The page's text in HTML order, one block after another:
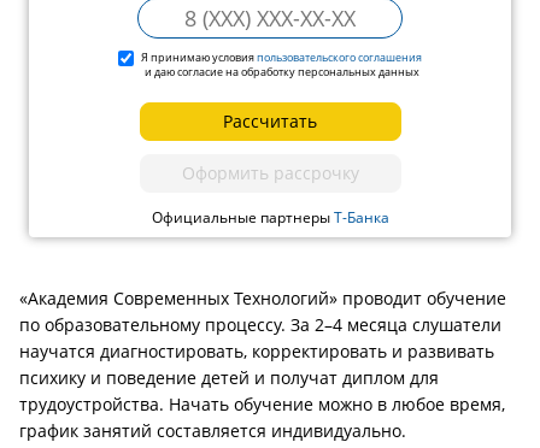
Я принимаю условияпользовательского соглашения
и даю согласие на обработку персональных данных
Рассчитать
Оформить рассрочку
Официальные партнерыТ-Банка
«Академия Современных Технологий» проводит обучение
по образовательному процессу. За 2–4 месяца слушатели
научатся диагностировать, корректировать и развивать
психику и поведение детей и получат диплом для
трудоустройства. Начать обучение можно в любое время,
график занятий составляется индивидуально.